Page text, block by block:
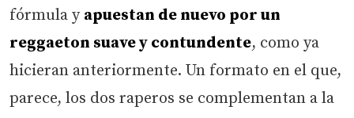
fórmula y apuestan de nuevo por un
reggaeton suave y contundente, como ya
hicieran anteriormente. Un formato en el que,
parece, los dos raperos se complementan a la